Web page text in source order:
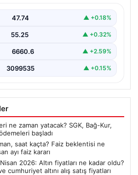
47.74 ▲ +0.18%
55.25 ▲ +0.32%
6660.6 ▲ +2.59%
3099535 ▲ +0.15%
ne zaman yatacak? SGK, Bağ-Kur,
başladı
saat kaçta? Faiz beklentisi ne
ayı faiz kararı
Nisan 2026: Altın fiyatları ne kadar oldu?
cumhuriyet altını alış satış fiyatları